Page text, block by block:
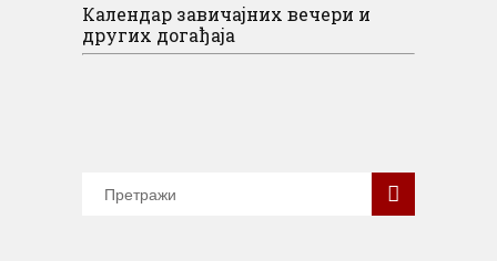
Календар завичајних вечери и
других догађаја